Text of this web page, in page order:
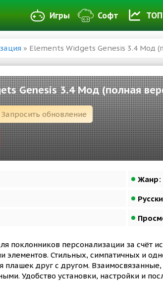
Игры Софт ТОП
» Elements Widgets Genesis 3.4 Мод
Genesis 3.4 Мод (полная
Запросить обновление
Жанр:
поклонников персонализации за счёт
элементов. Стильных, симпатичных и
плашек друг с другом.
Удобство установки, настройки и